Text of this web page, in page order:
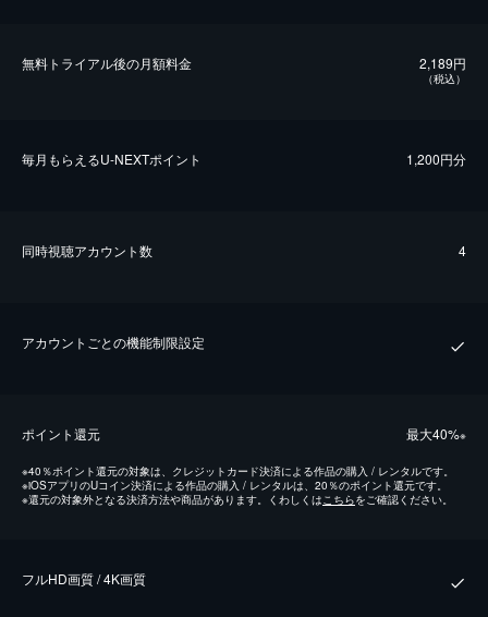
無料トライアル後の⽉額料金 2,189円
（税込）
毎⽉もらえるU-NEXTポイント 1,200円分
同時視聴アカウント数 4
アカウントごとの機能制限設定
ポイント還元 最⼤40%※
※40％ポイント還元の対象は、クレジットカード決済による作品の購入 / レンタルです。
※iOSアプリのUコイン決済による作品の購入 / レンタルは、20％のポイント還元です。
※還元の対象外となる決済方法や商品があります。くわしくはこちらをご確認ください。
フルHD画質 / 4K画質